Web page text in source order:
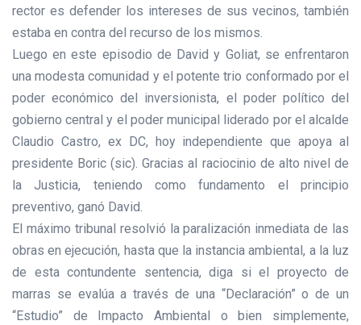
rector es defender los intereses de sus vecinos, también
estaba en contra del recurso de los mismos.
Luego en este episodio de David y Goliat, se enfrentaron
una modesta comunidad y el potente trio conformado por el
poder económico del inversionista, el poder político del
gobierno central y el poder municipal liderado por el alcalde
Claudio Castro, ex DC, hoy independiente que apoya al
presidente Boric (sic). Gracias al raciocinio de alto nivel de
la Justicia, teniendo como fundamento el principio
preventivo, ganó David.
El máximo tribunal resolvió la paralización inmediata de las
obras en ejecución, hasta que la instancia ambiental, a la luz
de esta contundente sentencia, diga si el proyecto de
marras se evalúa a través de una “Declaración” o de un
“Estudio” de Impacto Ambiental o bien simplemente,